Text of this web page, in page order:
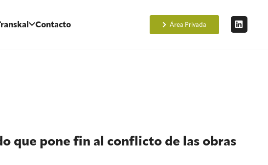
Contacto Área Privada
que pone fin al conflicto de las obras